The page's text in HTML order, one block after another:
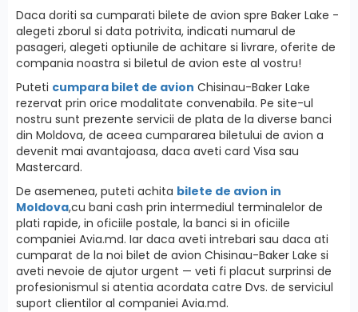
Daca doriti sa cumparati bilete de avion spre Baker Lake -
alegeti zborul si data potrivita, indicati numarul de
pasageri, alegeti optiunile de achitare si livrare, oferite de
compania noastra si biletul de avion este al vostru!
Puteti cumpara bilet de avion Chisinau-Baker Lake
rezervat prin orice modalitate convenabila. Pe site-ul
nostru sunt prezente servicii de plata de la diverse banci
din Moldova, de aceea cumpararea biletului de avion a
devenit mai avantajoasa, daca aveti card Visa sau
Mastercard.
De asemenea, puteti achita bilete de avion in
Moldova,cu bani cash prin intermediul terminalelor de
plati rapide, in oficiile postale, la banci si in oficiile
companiei Avia.md. Iar daca aveti intrebari sau daca ati
cumparat de la noi bilet de avion Chisinau-Baker Lake si
aveti nevoie de ajutor urgent — veti fi placut surprinsi de
profesionismul si atentia acordata catre Dvs. de serviciul
suport clientilor al companiei Avia.md.